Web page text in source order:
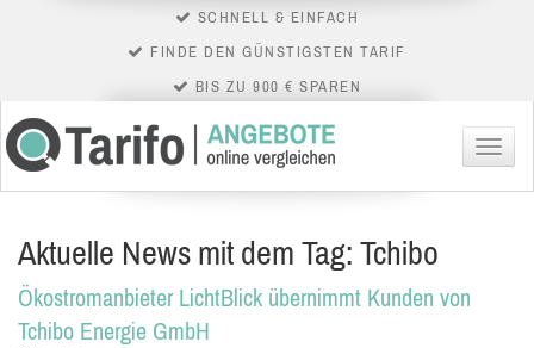
SCHNELL & EINFACH
FINDE DEN GÜNSTIGSTEN TARIF
BIS ZU 900 € SPAREN
Menü
Aktuelle News mit dem Tag: Tchibo
Ökostromanbieter LichtBlick übernimmt Kunden von
Tchibo Energie GmbH